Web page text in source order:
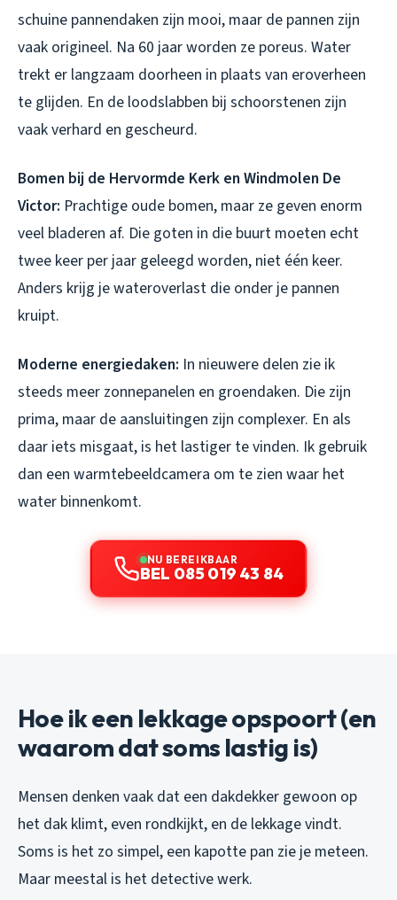
schuine pannendaken zijn mooi, maar de pannen zijn
vaak origineel. Na 60 jaar worden ze poreus. Water
trekt er langzaam doorheen in plaats van eroverheen
te glijden. En de loodslabben bij schoorstenen zijn
vaak verhard en gescheurd.
Bomen bij de Hervormde Kerk en Windmolen De
Victor: Prachtige oude bomen, maar ze geven enorm
veel bladeren af. Die goten in die buurt moeten echt
twee keer per jaar geleegd worden, niet één keer.
Anders krijg je wateroverlast die onder je pannen
kruipt.
Moderne energiedaken: In nieuwere delen zie ik
steeds meer zonnepanelen en groendaken. Die zijn
prima, maar de aansluitingen zijn complexer. En als
daar iets misgaat, is het lastiger te vinden. Ik gebruik
dan een warmtebeeldcamera om te zien waar het
water binnenkomt.
NU BEREIKBAAR
BEL 085 019 43 84
Hoe ik een lekkage opspoort (en
waarom dat soms lastig is)
Mensen denken vaak dat een dakdekker gewoon op
het dak klimt, even rondkijkt, en de lekkage vindt.
Soms is het zo simpel, een kapotte pan zie je meteen.
Maar meestal is het detective werk.